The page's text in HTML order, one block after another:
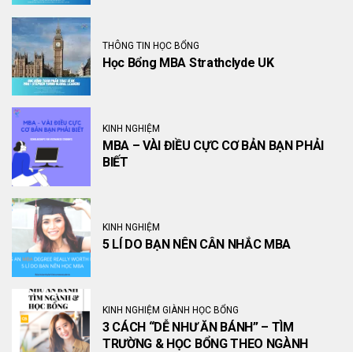
THÔNG TIN HỌC BỔNG
Học Bổng MBA Strathclyde UK
KINH NGHIỆM
MBA – VÀI ĐIỀU CỰC CƠ BẢN BẠN PHẢI
BIẾT
KINH NGHIỆM
5 LÍ DO BẠN NÊN CÂN NHẮC MBA
KINH NGHIỆM GIÀNH HỌC BỔNG
3 CÁCH “DỄ NHƯ ĂN BÁNH” – TÌM
TRƯỜNG & HỌC BỔNG THEO NGÀNH